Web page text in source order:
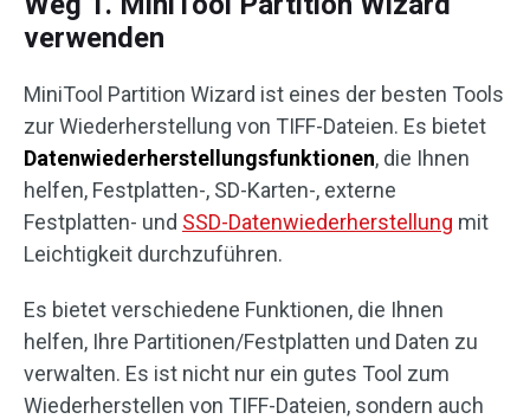
verwenden
MiniTool Partition Wizard ist eines der besten Tools
zur Wiederherstellung von TIFF-Dateien. Es bietet
Datenwiederherstellungsfunktionen, die Ihnen
helfen, Festplatten-, SD-Karten-, externe
Festplatten- und SSD-Datenwiederherstellung mit
Leichtigkeit durchzuführen.
Es bietet verschiedene Funktionen, die Ihnen
helfen, Ihre Partitionen/Festplatten und Daten zu
verwalten. Es ist nicht nur ein gutes Tool zum
Wiederherstellen von TIFF-Dateien, sondern auch